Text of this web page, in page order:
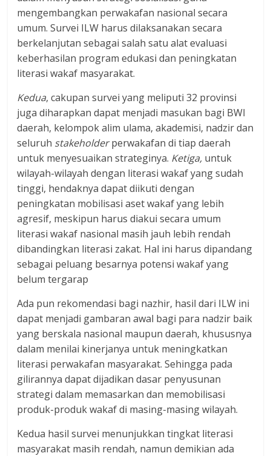
mengembangkan perwakafan nasional secara
umum. Survei ILW harus dilaksanakan secara
berkelanjutan sebagai salah satu alat evaluasi
keberhasilan program edukasi dan peningkatan
literasi wakaf masyarakat.
Kedua, cakupan survei yang meliputi 32 provinsi
juga diharapkan dapat menjadi masukan bagi BWI
daerah, kelompok alim ulama, akademisi, nadzir dan
seluruh stakeholderperwakafan di tiap daerah
untuk menyesuaikan strateginya. Ketiga, untuk
wilayah-wilayah dengan literasi wakaf yang sudah
tinggi, hendaknya dapat diikuti dengan
peningkatan mobilisasi aset wakaf yang lebih
agresif, meskipun harus diakui secara umum
literasi wakaf nasional masih jauh lebih rendah
dibandingkan literasi zakat. Hal ini harus dipandang
sebagai peluang besarnya potensi wakaf yang
belum tergarap
Ada pun rekomendasi bagi nazhir, hasil dari ILW ini
dapat menjadi gambaran awal bagi para nadzir baik
yang berskala nasional maupun daerah, khususnya
dalam menilai kinerjanya untuk meningkatkan
literasi perwakafan masyarakat. Sehingga pada
gilirannya dapat dijadikan dasar penyusunan
strategi dalam memasarkan dan memobilisasi
produk-produk wakaf di masing-masing wilayah.
Kedua hasil survei menunjukkan tingkat literasi
masyarakat masih rendah, namun demikian ada